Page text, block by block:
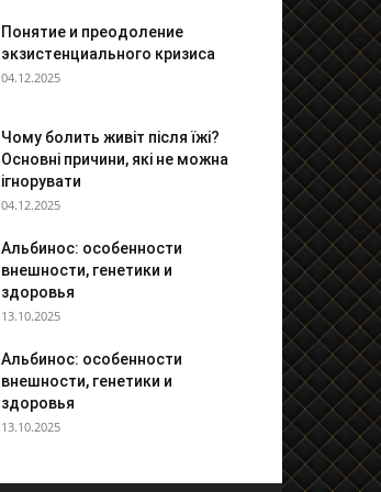
Понятие и преодоление
экзистенциального кризиса
04.12.2025
Чому болить живіт після їжі?
Основні причини, які не можна
ігнорувати
04.12.2025
Альбинос: особенности
внешности, генетики и
здоровья
13.10.2025
Альбинос: особенности
внешности, генетики и
здоровья
13.10.2025